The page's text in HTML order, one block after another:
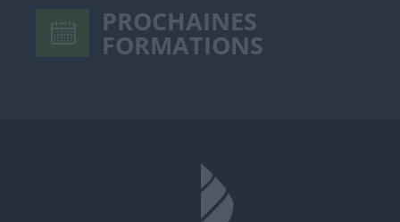
PROCHAINES
FORMATIONS